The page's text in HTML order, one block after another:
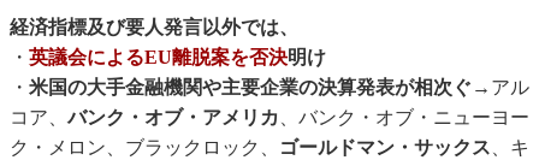
経済指標及び要人発言以外では、
・ 英議会によるEU離脱案を否決明け
・ 米国の大手金融機関や主要企業の決算発表が相次ぐ →アル
コア、バンク・オブ・アメリカ 、バンク・オブ・ニューヨー
ク・メロン、ブラックロック、
ゴールドマン・サックス、キ